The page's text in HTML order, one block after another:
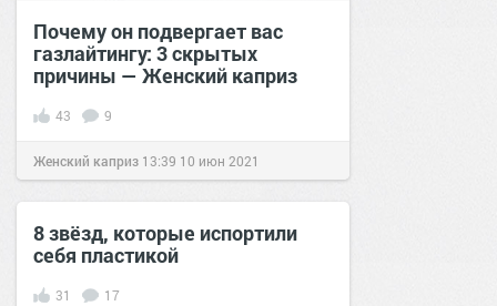
Почему он подвергает вас
газлайтингу: 3 скрытых
причины — Женский каприз
43 9
Женский каприз 13:39 10 июн 2021
8 звёзд, которые испортили
себя пластикой
31 17